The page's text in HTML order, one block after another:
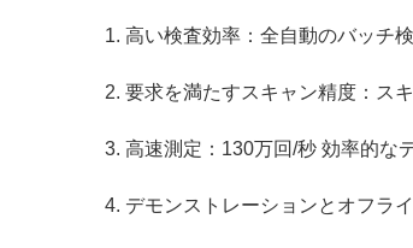
高い検査効率：全自動のバッチ
要求を満たすスキャン精度：ス
高速測定：130万回/秒 効率的な
デモンストレーションとオフラ